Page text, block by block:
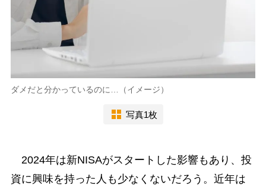
ダメだと分かっているのに…（イメージ）
写真1枚
2024年は新NISAがスタートした影響もあり、投
資に興味を持った人も少なくないだろう。近年は